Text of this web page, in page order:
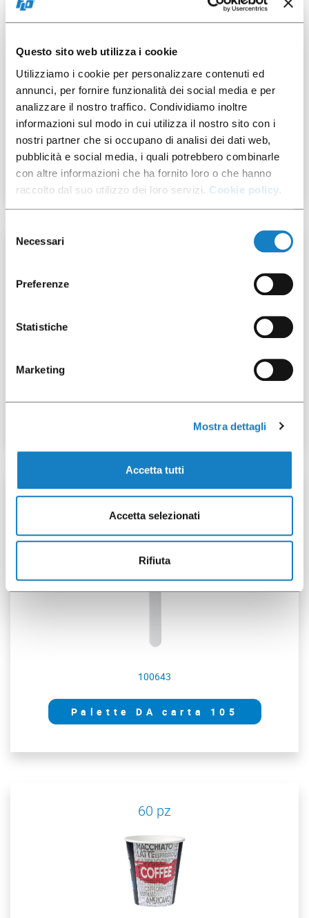
Questo sito web utilizza i cookie
Utilizziamo i cookie per personalizzare contenuti ed
annunci, per fornire funzionalità dei social media e per
analizzare il nostro traffico. Condividiamo inoltre
informazioni sul modo in cui utilizza il nostro sito con i
nostri partner che si occupano di analisi dei dati web,
pubblicità e social media, i quali potrebbero combinarle
con altre informazioni che ha fornito loro o che hanno
raccolto dal suo utilizzo dei loro servizi. Cookie policy.
delNecessari
Preferenze
Statistiche
Marketing
Mostra dettagli
Accetta tutti
Accetta selezionati
Rifiuta
007402105
Cop.c/beccuccio PS per
B.8.9/12oz
B.8.9/12oz
2500 pz
100643
Palette DA carta 105
60 pz